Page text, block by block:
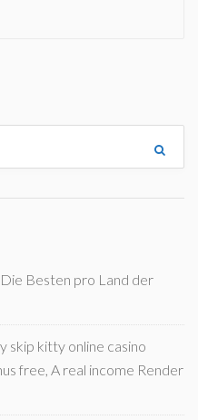
Besten pro Land der
skip kitty online casino
free, A real income Render